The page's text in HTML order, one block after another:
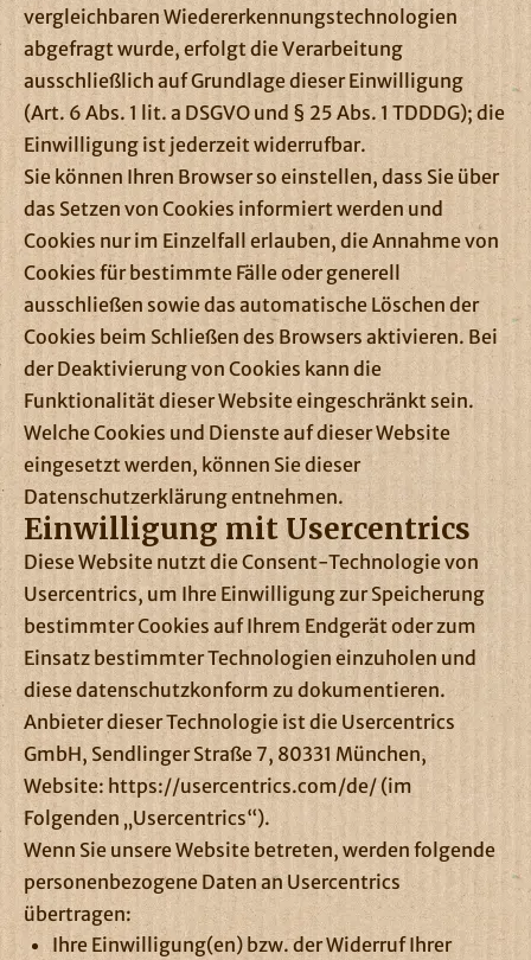
vergleichbaren Wiedererkennungstechnologien
abgefragt wurde, erfolgt die Verarbeitung
ausschließlich auf Grundlage dieser Einwilligung
(Art. 6 Abs. 1 lit. a DSGVO und § 25 Abs. 1 TDDDG); die
Einwilligung ist jederzeit widerrufbar.
Sie können Ihren Browser so einstellen, dass Sie über
das Setzen von Cookies informiert werden und
Cookies nur im Einzelfall erlauben, die Annahme von
Cookies für bestimmte Fälle oder generell
ausschließen sowie das automatische Löschen der
Cookies beim Schließen des Browsers aktivieren. Bei
der Deaktivierung von Cookies kann die
Funktionalität dieser Website eingeschränkt sein.
Welche Cookies und Dienste auf dieser Website
eingesetzt werden, können Sie dieser
Datenschutzerklärung entnehmen.
Einwilligung mit Usercentrics
Diese Website nutzt die Consent-Technologie von
Usercentrics, um Ihre Einwilligung zur Speicherung
bestimmter Cookies auf Ihrem Endgerät oder zum
Einsatz bestimmter Technologien einzuholen und
diese datenschutzkonform zu dokumentieren.
Anbieter dieser Technologie ist die Usercentrics
GmbH, Sendlinger Straße 7, 80331 München,
Website: https://usercentrics.com/de/(im
Folgenden „Usercentrics“).
Wenn Sie unsere Website betreten, werden folgende
personenbezogene Daten an Usercentrics
übertragen:
Ihre Einwilligung(en) bzw. der Widerruf Ihrer